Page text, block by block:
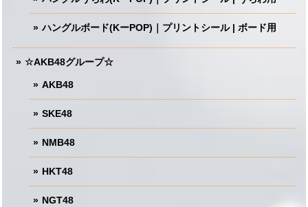
ハングルボード(KーPOP)｜プリントシール | ボード用
☆AKB48グループ☆
AKB48
SKE48
NMB48
HKT48
NGT48